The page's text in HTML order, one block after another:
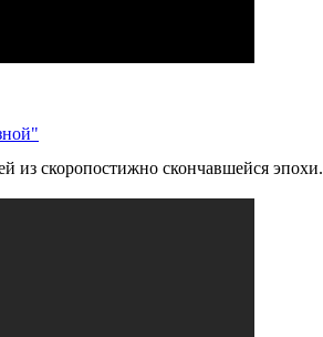
из скоропостижно скончавшейся эпохи.